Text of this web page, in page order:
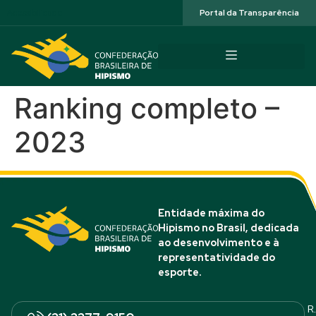
Portal da Transparência
Ranking completo –
2023
Entidade máxima do
Hipismo no Brasil, dedicada
ao desenvolvimento e à
representatividade do
esporte.
R.